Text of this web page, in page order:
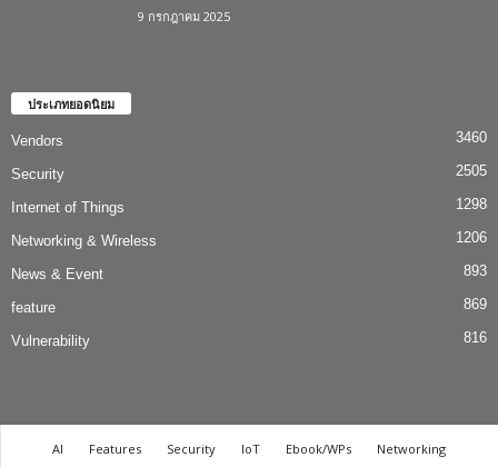
9 กรกฎาคม 2025
ประเภทยอดนิยม
Vendors 3460
Security 2505
Internet of Things 1298
Networking & Wireless 1206
News & Event 893
feature 869
Vulnerability 816
AI Features Security IoT Ebook/WPs
Networking